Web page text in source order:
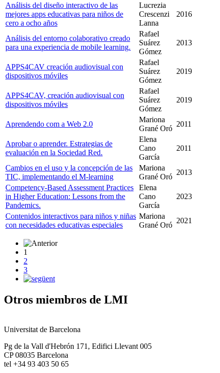
Análisis del diseño interactivo de las
mejores apps educativas para niños de
cero a ocho años
Lucrezia
Crescenzi
Lanna
2016
Análisis del entorno colaborativo creado
para una experiencia de mobile learning.
Rafael
Suárez
Gómez
2013
APPS4CAV creación audiovisual con
dispositivos móviles
Rafael
Suárez
Gómez
2019
APPS4CAV, creación audiovisual con
dispositivos móviles
Rafael
Suárez
Gómez
2019
Aprendendo com a Web 2.0
Mariona
Grané Oró
2011
Aprobar o aprender. Estrategias de
evaluación en la Sociedad Red.
Elena
Cano
García
2011
Cambios en el uso y la concepción de las
TIC, implementando el M-learning
Mariona
Grané Oró
2013
Competency-Based Assessment Practices
in Higher Education: Lessons from the
Pandemics.
Elena
Cano
García
2023
Contenidos interactivos para niños y niñas
con necesidades educativas especiales
Mariona
Grané Oró
2021
1
2
3
Otros miembros de LMI
Universitat de Barcelona
Pg de la Vall d'Hebrón 171, Edifici Llevant 005
CP 08035 Barcelona
tel +34 93 403 50 65